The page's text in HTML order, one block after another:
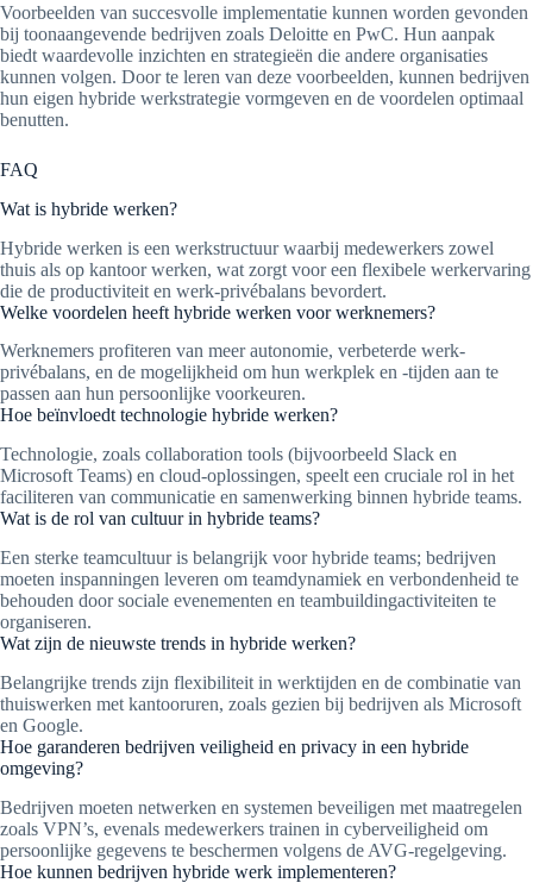
Voorbeelden van succesvolle implementatie kunnen worden gevonden
bij toonaangevende bedrijven zoals Deloitte en PwC. Hun aanpak
biedt waardevolle inzichten en strategieën die andere organisaties
kunnen volgen. Door te leren van deze voorbeelden, kunnen bedrijven
hun eigen hybride werkstrategie vormgeven en de voordelen optimaal
benutten.
FAQ
Wat is hybride werken?
Hybride werken is een werkstructuur waarbij medewerkers zowel
thuis als op kantoor werken, wat zorgt voor een flexibele werkervaring
die de productiviteit en werk-privébalans bevordert.
Welke voordelen heeft hybride werken voor werknemers?
Werknemers profiteren van meer autonomie, verbeterde werk-
privébalans, en de mogelijkheid om hun werkplek en -tijden aan te
passen aan hun persoonlijke voorkeuren.
Hoe beïnvloedt technologie hybride werken?
Technologie, zoals collaboration tools (bijvoorbeeld Slack en
Microsoft Teams) en cloud-oplossingen, speelt een cruciale rol in het
faciliteren van communicatie en samenwerking binnen hybride teams.
Wat is de rol van cultuur in hybride teams?
Een sterke teamcultuur is belangrijk voor hybride teams; bedrijven
moeten inspanningen leveren om teamdynamiek en verbondenheid te
behouden door sociale evenementen en teambuildingactiviteiten te
organiseren.
Wat zijn de nieuwste trends in hybride werken?
Belangrijke trends zijn flexibiliteit in werktijden en de combinatie van
thuiswerken met kantooruren, zoals gezien bij bedrijven als Microsoft
en Google.
Hoe garanderen bedrijven veiligheid en privacy in een hybride
omgeving?
Bedrijven moeten netwerken en systemen beveiligen met maatregelen
zoals VPN’s, evenals medewerkers trainen in cyberveiligheid om
persoonlijke gegevens te beschermen volgens de AVG-regelgeving.
Hoe kunnen bedrijven hybride werk implementeren?